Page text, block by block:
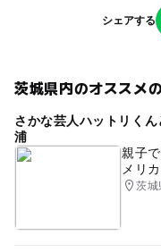
応募方法
このイベントの受
ショッピ
タグ
イベント ハンドメ
体
シェアする
茨城県内のオススメ
さかな芸人ハットリく
浦
親子
メリ
茨城